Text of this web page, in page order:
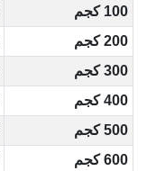
100 كجم
200 كجم
300 كجم
400 كجم
500 كجم
600 كجم